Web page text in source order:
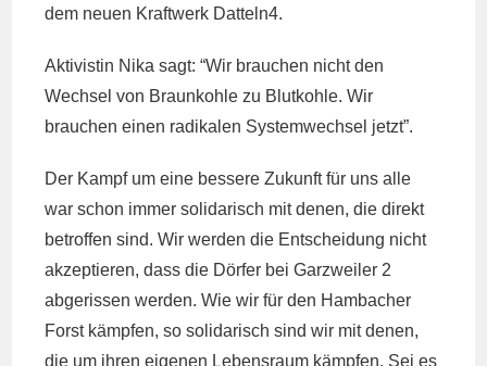
dem neuen Kraftwerk Datteln4.
Aktivistin Nika sagt: “Wir brauchen nicht den
Wechsel von Braunkohle zu Blutkohle. Wir
brauchen einen radikalen Systemwechsel jetzt”.
Der Kampf um eine bessere Zukunft für uns alle
war schon immer solidarisch mit denen, die direkt
betroffen sind. Wir werden die Entscheidung nicht
akzeptieren, dass die Dörfer bei Garzweiler 2
abgerissen werden. Wie wir für den Hambacher
Forst kämpfen, so solidarisch sind wir mit denen,
die um ihren eigenen Lebensraum kämpfen. Sei es